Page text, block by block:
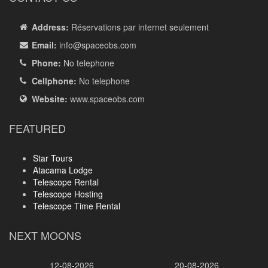
Address: Réservations par internet seulement
Email: info@spaceobs.com
Phone: No telephone
Cellphone: No telephone
Website: www.spaceobs.com
FEATURED
Star Tours
Atacama Lodge
Telescope Rental
Telescope Hosting
Telescope Time Rental
NEXT MOONS
12-08-2026 20-08-2026